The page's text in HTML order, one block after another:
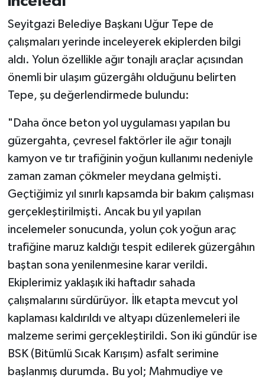
Seyitgazi Belediye Başkanı Uğur Tepe de
çalışmaları yerinde inceleyerek ekiplerden bilgi
aldı. Yolun özellikle ağır tonajlı araçlar açısından
önemli bir ulaşım güzergâhı olduğunu belirten
Tepe, şu değerlendirmede bulundu:
"Daha önce beton yol uygulaması yapılan bu
güzergahta, çevresel faktörler ile ağır tonajlı
kamyon ve tır trafiğinin yoğun kullanımı nedeniyle
zaman zaman çökmeler meydana gelmişti.
Geçtiğimiz yıl sınırlı kapsamda bir bakım çalışması
gerçekleştirilmişti. Ancak bu yıl yapılan
incelemeler sonucunda, yolun çok yoğun araç
trafiğine maruz kaldığı tespit edilerek güzergâhın
baştan sona yenilenmesine karar verildi.
Ekiplerimiz yaklaşık iki haftadır sahada
çalışmalarını sürdürüyor. İlk etapta mevcut yol
kaplaması kaldırıldı ve altyapı düzenlemeleri ile
malzeme serimi gerçekleştirildi. Son iki gündür ise
BSK (Bitümlü Sıcak Karışım) asfalt serimine
başlanmış durumda. Bu yol; Mahmudiye ve